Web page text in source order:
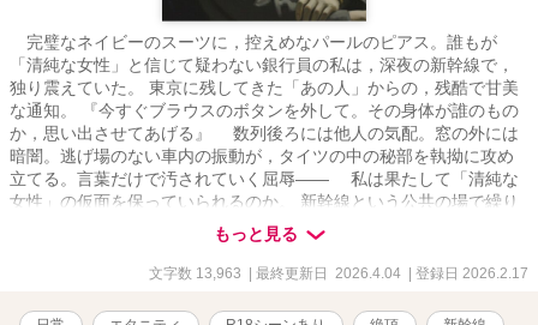
完璧なネイビーのスーツに，控えめなパールのピアス。誰もが
「清純な女性」と信じて疑わない銀行員の私は，深夜の新幹線で，
独り震えていた。 東京に残してきた「あの人」からの，残酷で甘美
な通知。 『今すぐブラウスのボタンを外して。その身体が誰のもの
か，思い出させてあげる』 数列後ろには他人の気配。窓の外には
暗闇。逃げ場のない車内の振動が，タイツの中の秘部を執拗に攻め
立てる。言葉だけで汚されていく屈辱—— 私は果たして「清純な
女性」の仮面を保っていられるのか。 新幹線という公共の場で繰り
広げられる，静かなる絶頂の記録。
もっと見る
文字数 13,963 | 最終更新日 2026.4.04 | 登録日 2026.2.17